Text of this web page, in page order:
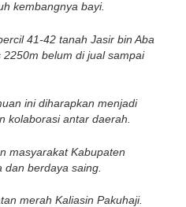
kembangnya bayi.
41-42 tanah Jasir bin Aba
belum di jual sampai
ini diharapkan menjadi
kolaborasi antar daerah.
masyarakat Kabupaten
dan berdaya saing.
merah Kaliasin Pakuhaji.